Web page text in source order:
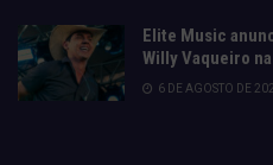
Elite Music
Willy Vaqueiro
6 DE AGOSTO DE